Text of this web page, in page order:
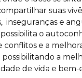
suas
inseguranças e
o
conflitos e a
a
de vida e bem-